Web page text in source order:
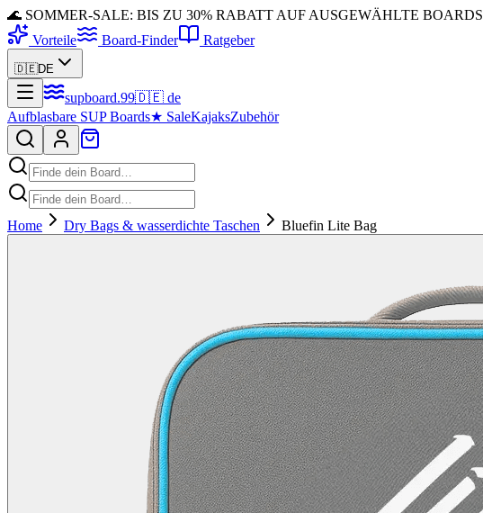
🌊 SOMMER-SALE: BIS ZU 30% RABATT AUF AUSGEWÄHLTE BOARDS
Vorteile
Board-Finder Ratgeber
🇩🇪DE
supboard.99🇩🇪 de
Aufblasbare SUP Boards★ SaleKajaksZubehör
Home Dry Bags & wasserdichte Taschen Bluefin Lite Bag